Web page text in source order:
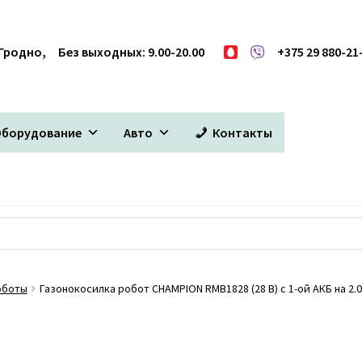
Без выходных: 9.00-20.00 +375 29 880-
Авто Контакты
Газонокосилка робот CHAMPION RMB1828 (28 В) с 1-ой АКБ на